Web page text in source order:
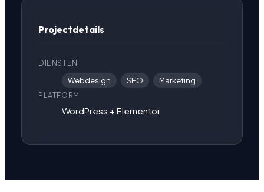
Projectdetails
DIENSTEN
Webdesign
SEO
Marketing
PLATFORM
WordPress + Elementor